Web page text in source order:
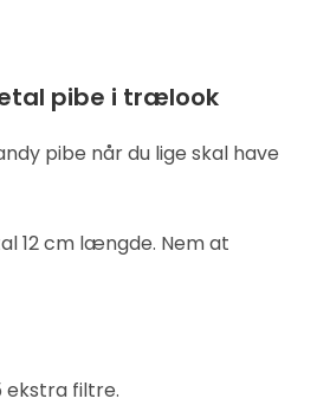
pibe i trælook
pibe når du lige skal have
12 cm længde. Nem at
ekstra filtre.